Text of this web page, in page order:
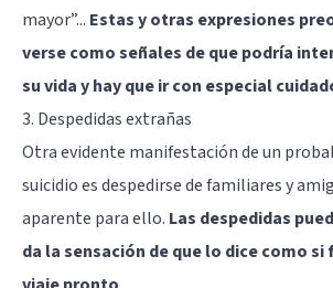
mayor”... Estas y otras expresiones
verse como señales de que podría
su vida y hay que ir con especial
3. Despedidas extrañas
Otra evidente manifestación de un
suicidio es despedirse de familiares y
aparente para ello. Las despedidas
da la sensación de que lo dice como si